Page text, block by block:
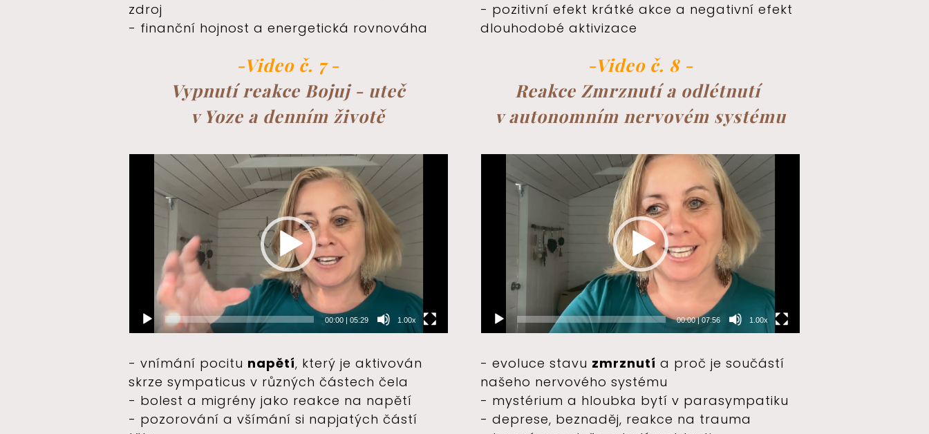
zdroj
- finanční hojnost a energetická rovnováha
-Video č. 7 -
Vypnutí reakce Bojuj - uteč
v Yoze a denním životě
Video
přehrávač
00:00| 05:29 1.00x
- vnímání pocitu napětí, který je aktivován
skrze sympaticus v různých částech čela
- bolest a migrény jako reakce na napětí
- pozorování a všímání si napjatých částí
- pozitivní efekt krátké akce a negativní efekt
dlouhodobé aktivizace
-Video č. 8 -
Reakce Zmrznutí a odlétnutí
v autonomním nervovém systému
Video
přehrávač
00:00|07:56 1.00x
- evoluce stavu zmrznutí a proč je součástí
našeho nervového systému
- mystérium a hloubka bytí v parasympatiku
- deprese, beznaděj, reakce na trauma